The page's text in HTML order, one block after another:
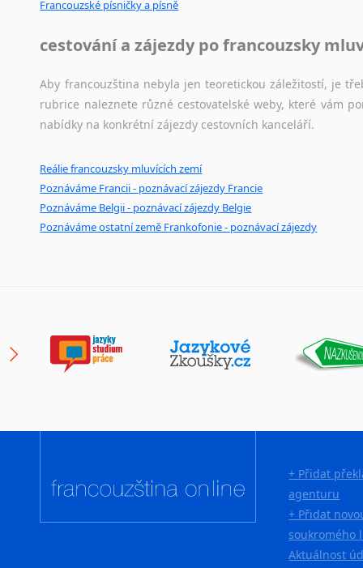
Francouzské písničky a písně
cestování a zájezdy po francouzsky
Aby francouzština nebyla jen teoretickou záležitostí, je
rubrice naleznete různé cestovatelské weby, které vám
nabídky na konkrétní zájezdy cestovních kanceláří.
Reálie francouzsky mluvících zemí
Poznáváme Francii - poznávací zájezdy Francie
Poznáváme Belgii - poznávací zájezdy Belgie
Poznáváme ostatní země Frankofonie - poznávací zájezdy
+ Přidat
agenturu
+ Přidat
soukromého
Aktuálnost